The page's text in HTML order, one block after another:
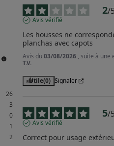
26
3
0
1
2
2/
Avis vérifié
Les housses ne
planchas avec capots
Avis du03/08/2026 , suite à une
T.V.
Utile(0) Signaler
5/
Avis vérifié
Correct pour usage